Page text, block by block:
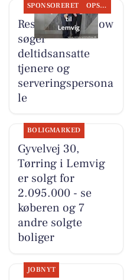
SPONSORERET OPSLAGSTAVLEN
Restaurant Mellow
søger
deltidsansatte
tjenere og
serveringspersona
le
BOLIGMARKED
Gyvelvej 30,
Tørring i Lemvig
er solgt for
2.095.000 - se
køberen og 7
andre solgte
boliger
JOBNYT